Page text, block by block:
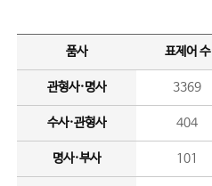
품사 표제어 수
관형사·명사 3369
수사·관형사 404
명사·부사 101